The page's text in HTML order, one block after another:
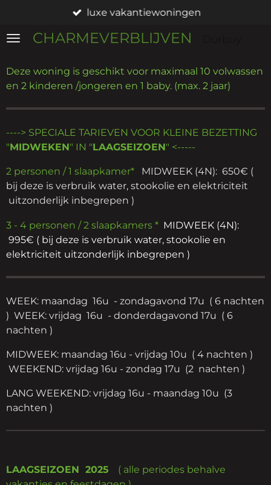
naar
hoofdinhoud
CHARMEVERBLIJVEN
luxe vakantiewoningen
Deze woning is geschikt voor maximaal 10 volwassen
en 2 kinderen /jongeren en 1 baby. (max. 2 jaar)
----> SPECIALE TARIEVEN VOOR KLEINE BEZETTING
"MIDWEKEN" IN "LAAGSEIZOEN" <-----
2 personen / 1 slaapkamer*
MIDWEEK (4N): 650€ (
bij deze is verbruik water, stookolie en elektriciteit
uitzonderlijk inbegrepen )
3 - 4 personen / 2 slaapkamers * MIDWEEK (4N):
995€ ( bij deze is verbruik water, stookolie en
elektriciteit uitzonderlijk inbegrepen )
WEEK: maandag 16u - zondagavond 17u ( 6 nachten
) WEEK: vrijdag 16u - donderdagavond 17u ( 6
nachten )
MIDWEEK: maandag 16u - vrijdag 10u ( 4 nachten )
WEEKEND: vrijdag 16u - zondag 17u (2 nachten )
LANG WEEKEND: vrijdag 16u - maandag 10u (3
nachten )
LAAGSEIZOEN 2025 ( alle periodes behalve